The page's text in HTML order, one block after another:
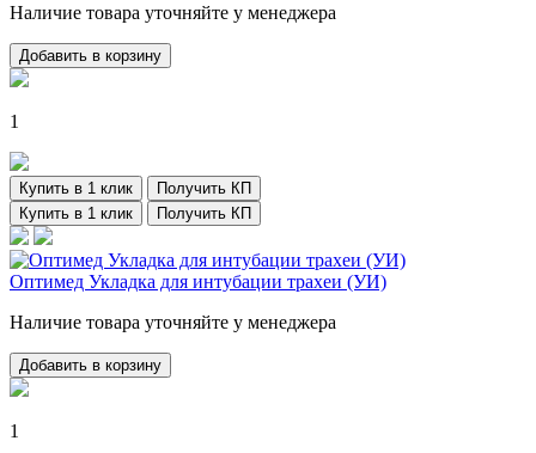
Наличие товара уточняйте у менеджера
Добавить в корзину
1
Купить в 1 клик
Получить КП
Купить в 1 клик
Получить КП
Оптимед Укладка для интубации трахеи (УИ)
Наличие товара уточняйте у менеджера
Добавить в корзину
1